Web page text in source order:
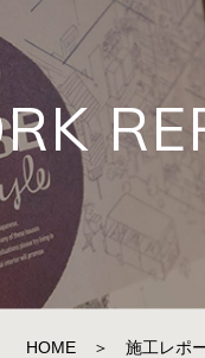
HOME ＞ 施工レポ